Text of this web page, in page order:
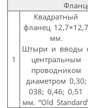
1
Квадратный
фланец 12,7×12,7
мм.
Штыри и вводы
центральным
проводником
диаметром 0,30;
038; 0,46; 0,51
мм. “Old